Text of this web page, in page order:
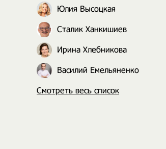
Юлия Высоцкая
Сталик Ханкишиев
Ирина Хлебникова
Василий Емельяненко
Смотреть весь список